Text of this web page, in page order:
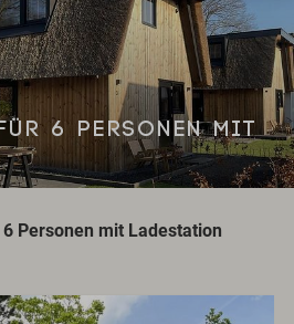
6 PERSONEN MIT
Personen mit Ladestation